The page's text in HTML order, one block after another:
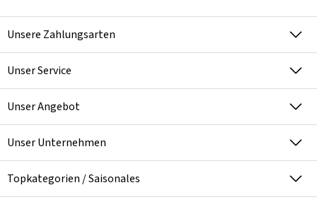
Unsere Zahlungsarten
Unser Service
Unser Angebot
Unser Unternehmen
Topkategorien / Saisonales